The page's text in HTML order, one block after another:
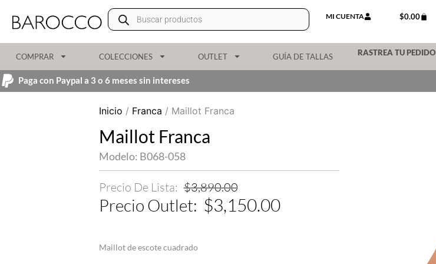
MI CUENTA $0.00
COMPRAR COLECCIONES OUTLET GUÍA DE TALLAS RASTREA TU PEDIDO
Paga con Paypal a 3 o 6 meses sin intereses
Inicio / Franca / Maillot Franca
Maillot Franca
Modelo: B068-058
$3,890.00
$3,150.00
Maillot de escote cuadrado